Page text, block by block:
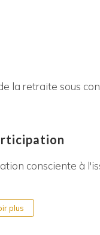
la retraite sous
consciente à
plus